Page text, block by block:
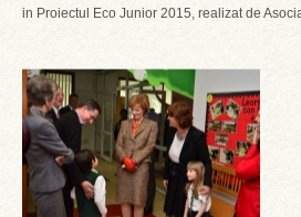
in Proiectul Eco Junior 2015, realizat de